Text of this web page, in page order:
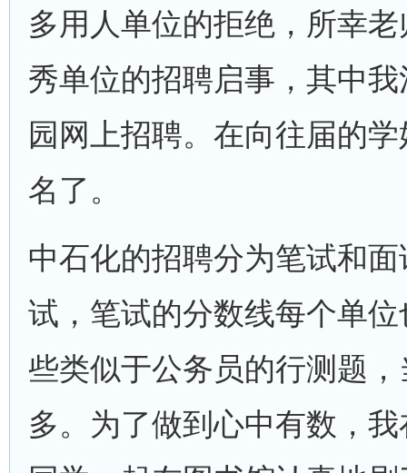
多用人单位的拒绝，所幸
秀单位的招聘启事，其中
园网上招聘。在向往届的
名了。
中石化的招聘分为笔试和
试，笔试的分数线每个单
些类似于公务员的行测题
多。为了做到心中有数，